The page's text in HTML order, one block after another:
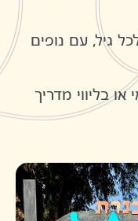
גיל, עם נופים
בליווי מדריך